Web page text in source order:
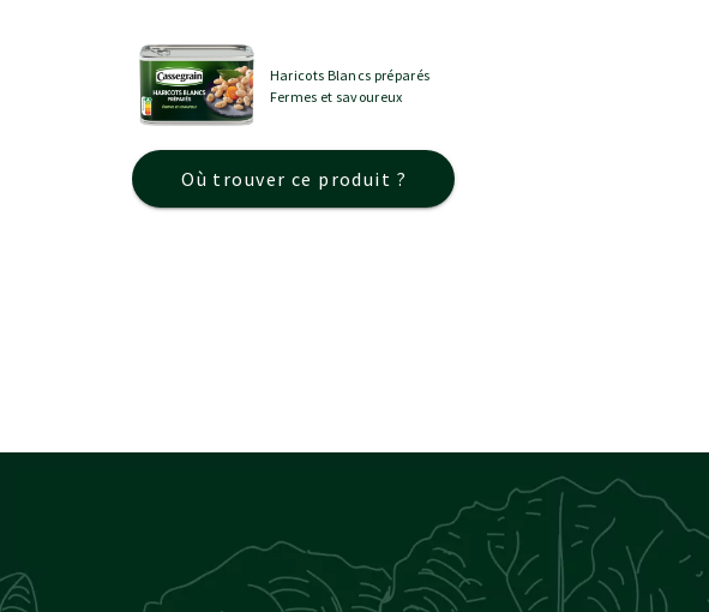
Haricots Blancs préparés
Fermes et savoureux
Où trouver ce produit ?